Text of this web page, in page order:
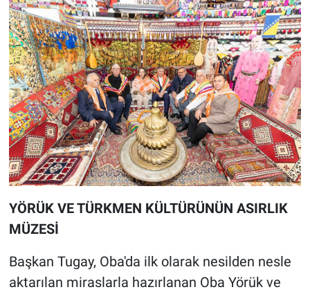
YÖRÜK VE TÜRKMEN KÜLTÜRÜNÜN ASIRLIK
MÜZESİ
Başkan Tugay, Oba'da ilk olarak nesilden nesle
aktarılan miraslarla hazırlanan Oba Yörük ve